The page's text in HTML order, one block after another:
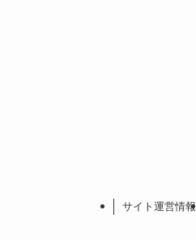
サイト運営情報